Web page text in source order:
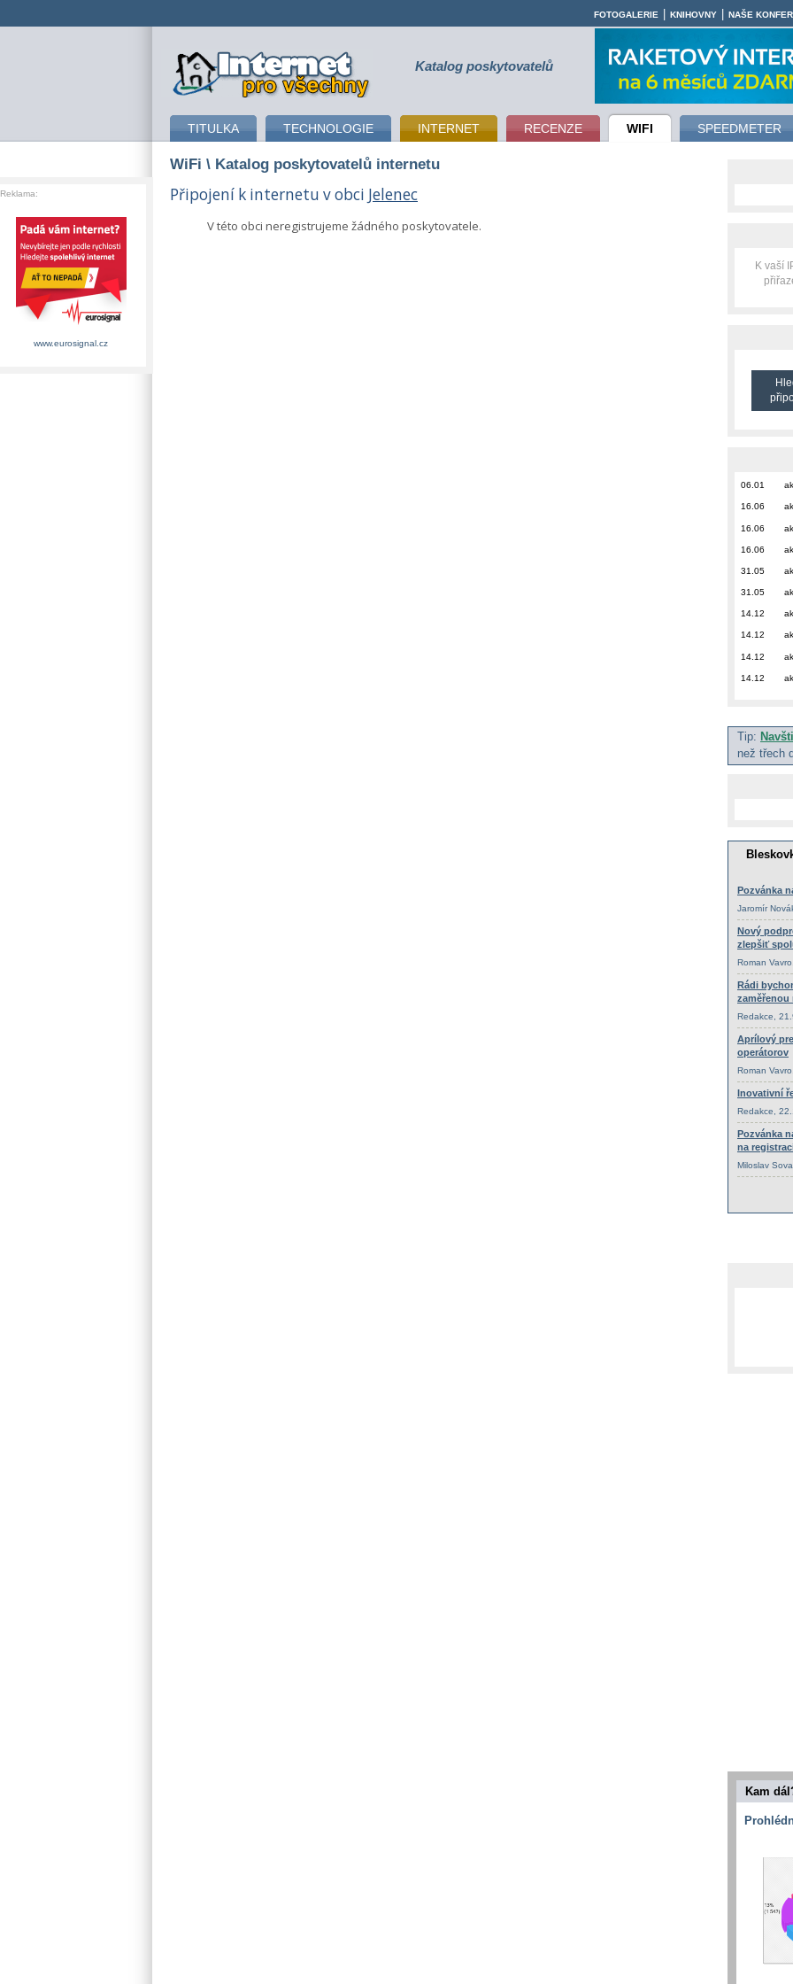
připojení k internetu Katalog poskytovatelů
TITULKA TECHNOLOGIE INTERNET RECENZE WIFI SPEEDMETER
FOTOGALERIE KNIHOVNY NAŠE
WiFi \ Katalog poskytovatelů internetu
Připojení k internetu v obci Jelenec
V této obci neregistrujeme žádného poskytovatele.
K vaší
06.01
16.06
16.06
16.06
31.05
31.05
14.12
14.12
14.12
14.12
Tip:
než třech
Kam
Reklama:
www.eurosignal.cz